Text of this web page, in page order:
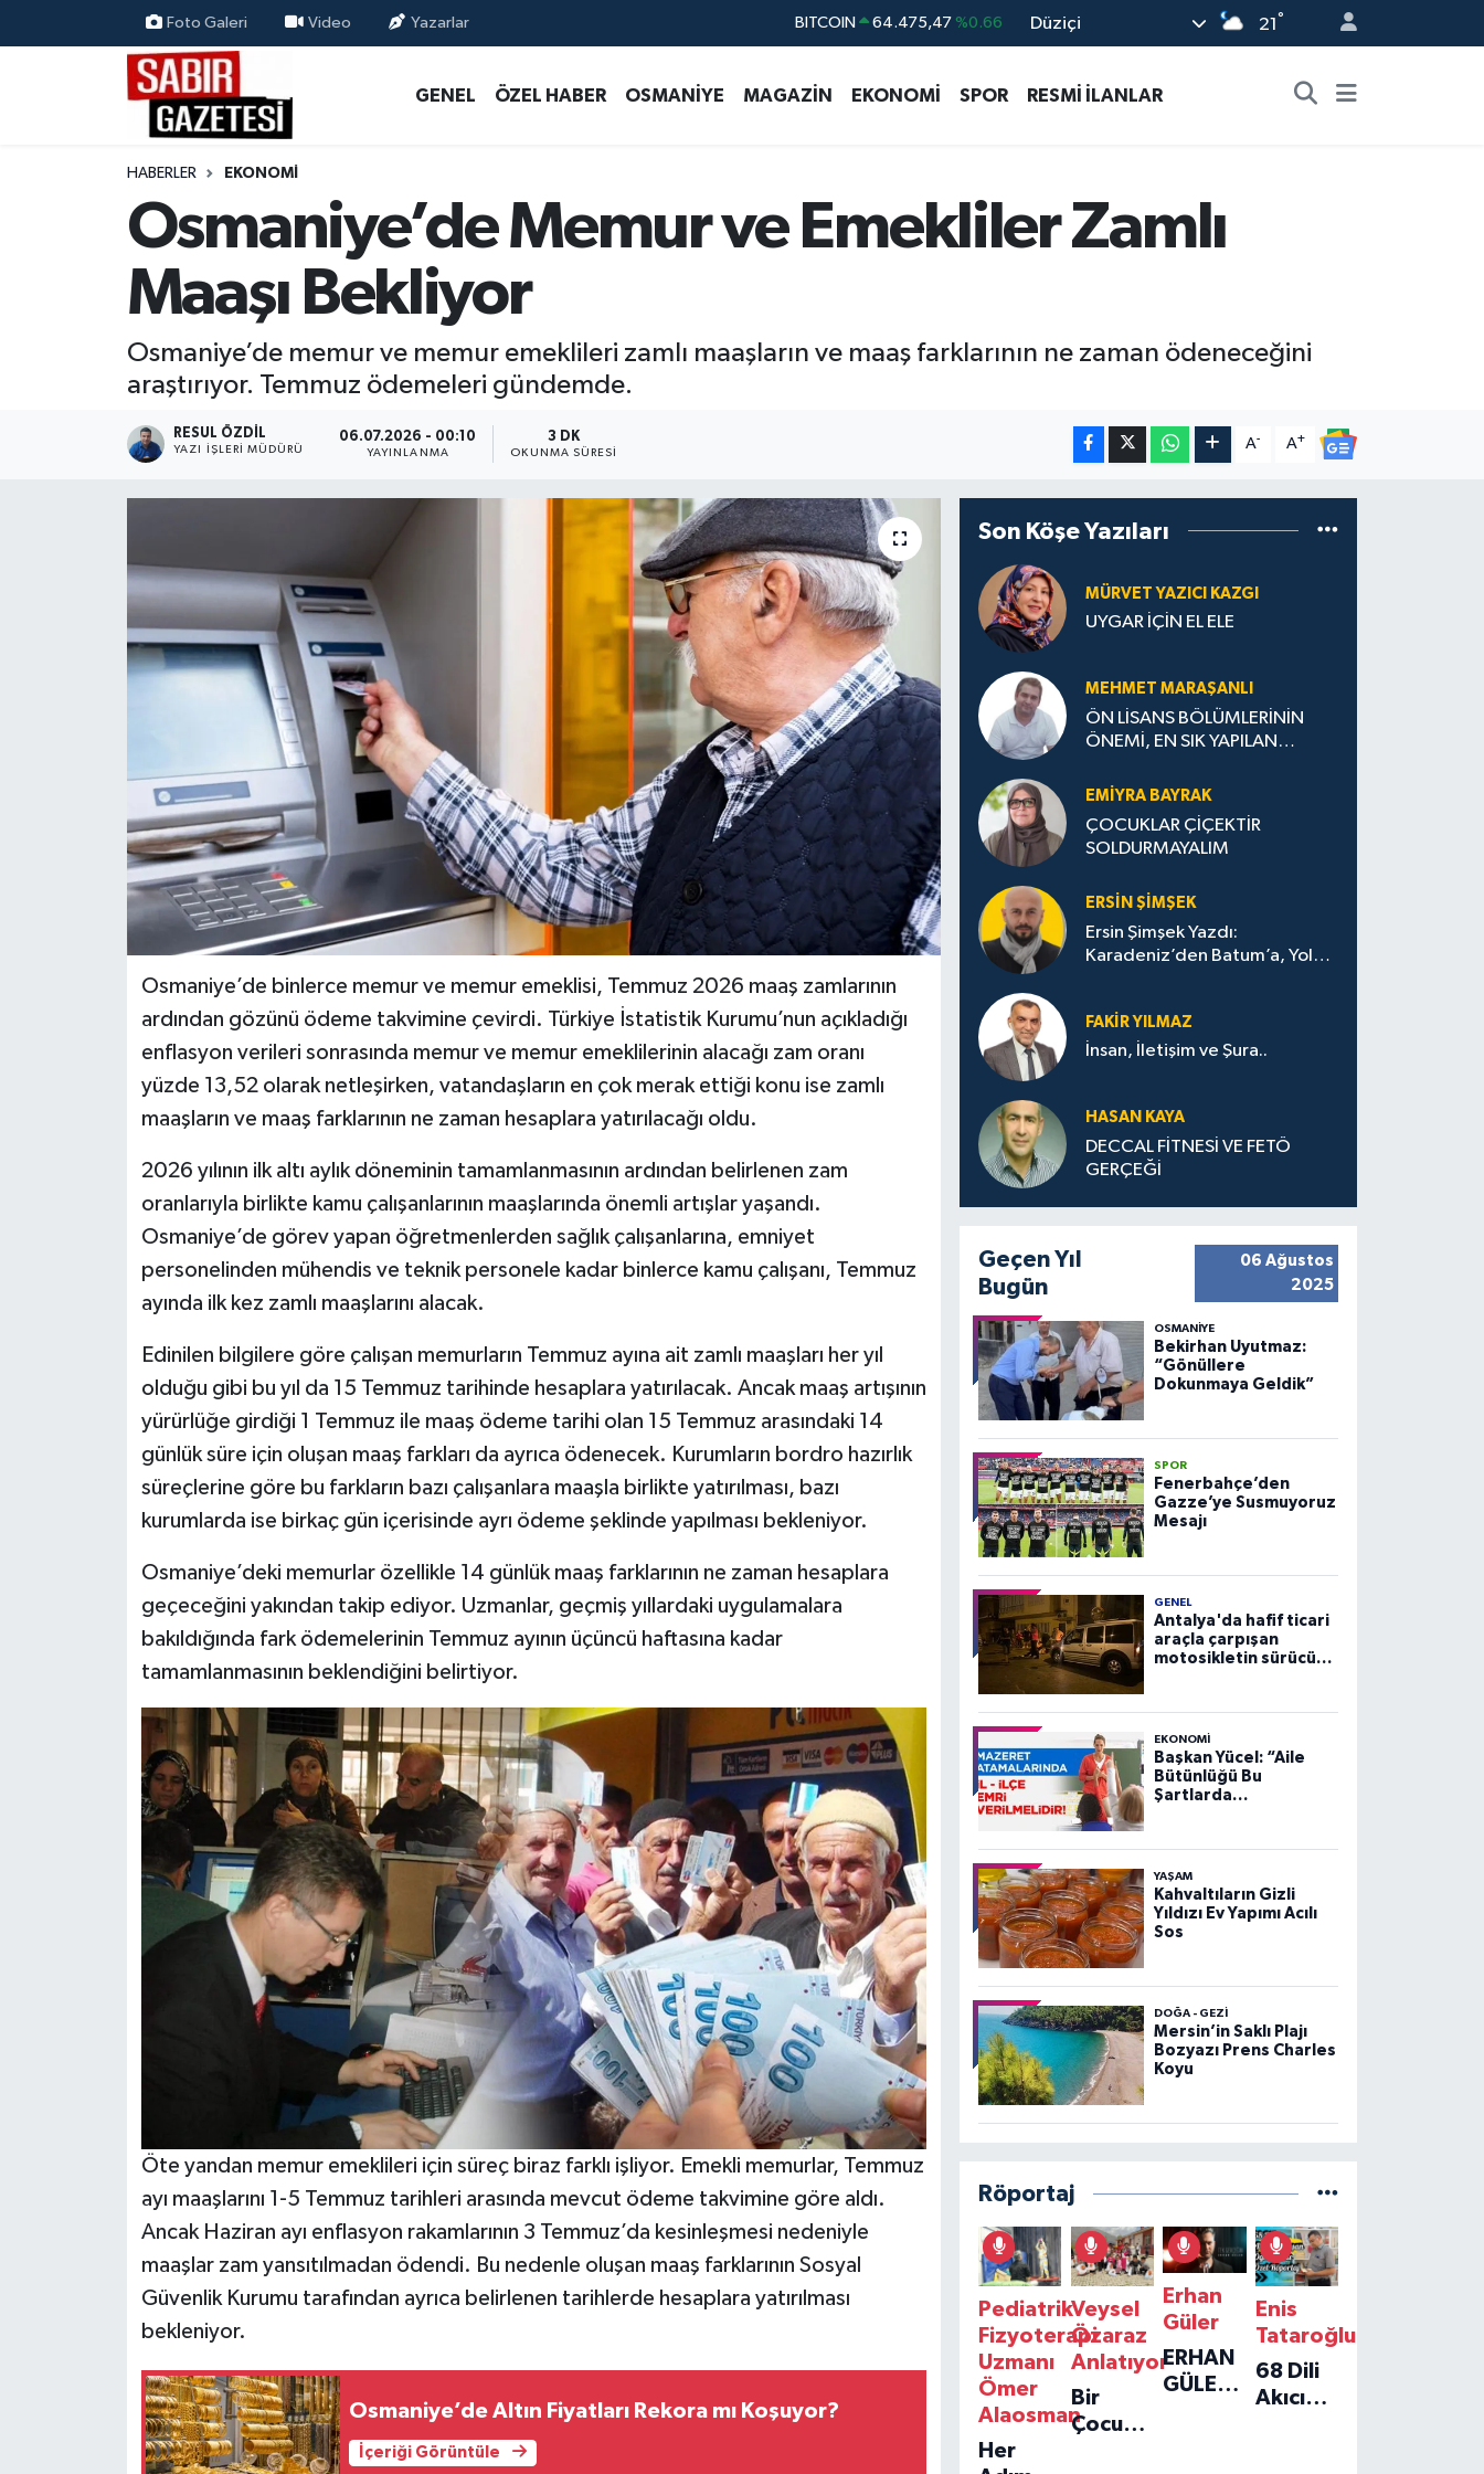
Foto Galeri Video Yazarlar DOLAR 47,5971 %0.05
STERLİN 64,2534 %0.22
BITCOIN 64.475,47 %0.66
Düziçi 21 °
GENEL ÖZEL HABER OSMANİYE MAGAZİN EKONOMİ SPOR RESMİ İLANLAR
HABERLER EKONOMI
Osmaniye’de Memur ve Emekliler Zamlı
Maaşı Bekliyor
Osmaniye’de memur ve memur emeklileri zamlı maaşların ve maaş farklarının ne zaman ödeneceğini
araştırıyor. Temmuz ödemeleri gündemde.
RESUL ÖZDIL
YAZI İŞLERI MÜDÜRÜ
06.07.2026 - 00:10
YAYINLANMA
3 DK
OKUNMA SÜRESI
A- A+
Osmaniye’de binlerce memur ve memur emeklisi, Temmuz 2026 maaş zamlarının
ardından gözünü ödeme takvimine çevirdi. Türkiye İstatistik Kurumu’nun açıkladığı
enflasyon verileri sonrasında memur ve memur emeklilerinin alacağı zam oranı
yüzde 13,52 olarak netleşirken, vatandaşların en çok merak ettiği konu ise zamlı
maaşların ve maaş farklarının ne zaman hesaplara yatırılacağı oldu.
2026 yılının ilk altı aylık döneminin tamamlanmasının ardından belirlenen zam
oranlarıyla birlikte kamu çalışanlarının maaşlarında önemli artışlar yaşandı.
Osmaniye’de görev yapan öğretmenlerden sağlık çalışanlarına, emniyet
personelinden mühendis ve teknik personele kadar binlerce kamu çalışanı, Temmuz
ayında ilk kez zamlı maaşlarını alacak.
Edinilen bilgilere göre çalışan memurların Temmuz ayına ait zamlı maaşları her yıl
olduğu gibi bu yıl da 15 Temmuz tarihinde hesaplara yatırılacak. Ancak maaş artışının
yürürlüğe girdiği 1 Temmuz ile maaş ödeme tarihi olan 15 Temmuz arasındaki 14
günlük süre için oluşan maaş farkları da ayrıca ödenecek. Kurumların bordro hazırlık
süreçlerine göre bu farkların bazı çalışanlara maaşla birlikte yatırılması, bazı
kurumlarda ise birkaç gün içerisinde ayrı ödeme şeklinde yapılması bekleniyor.
Osmaniye’deki memurlar özellikle 14 günlük maaş farklarının ne zaman hesaplara
geçeceğini yakından takip ediyor. Uzmanlar, geçmiş yıllardaki uygulamalara
bakıldığında fark ödemelerinin Temmuz ayının üçüncü haftasına kadar
tamamlanmasının beklendiğini belirtiyor.
Öte yandan memur emeklileri için süreç biraz farklı işliyor. Emekli memurlar, Temmuz
ayı maaşlarını 1-5 Temmuz tarihleri arasında mevcut ödeme takvimine göre aldı.
Ancak Haziran ayı enflasyon rakamlarının 3 Temmuz’da kesinleşmesi nedeniyle
maaşlar zam yansıtılmadan ödendi. Bu nedenle oluşan maaş farklarının Sosyal
Güvenlik Kurumu tarafından ayrıca belirlenen tarihlerde hesaplara yatırılması
bekleniyor.
Osmaniye’de Altın Fiyatları Rekora mı Koşuyor?
İçeriği Görüntüle
Son Köşe Yazıları
MÜRVET YAZICI KAZGI
UYGAR İÇİN EL ELE
MEHMET MARAŞANLI
ÖN LİSANS BÖLÜMLERİNİN
ÖNEMİ, EN SIK YAPILAN
STRATEJİLERİ
EMIYRA BAYRAK
ÇOCUKLAR ÇİÇEKTİR
SOLDURMAYALIM
ERSIN ŞIMŞEK
Ersin Şimşek Yazdı:
Karadeniz’den Batum’a, Yolun
FAKIR YILMAZ
İnsan, İletişim ve Şura..
HASAN KAYA
DECCAL FİTNESİ VE FETÖ
GERÇEĞİ
Geçen Yıl
Bugün
06 Ağustos
2025
OSMANIYE
Bekirhan Uyutmaz:
“Gönüllere
Dokunmaya Geldik”
SPOR
Fenerbahçe’den
Gazze’ye Susmuyoruz
Mesajı
GENEL
Antalya'da hafif ticari
araçla çarpışan
motosikletin sürücüsü
EKONOMI
Başkan Yücel: “Aile
Bütünlüğü Bu
Şartlarda
YAŞAM
Kahvaltıların Gizli
Yıldızı Ev Yapımı Acılı
Sos
DOĞA - GEZI
Mersin’in Saklı Plajı
Bozyazı Prens Charles
Koyu
Röportaj
Pediatrik
Fizyoterapi
Uzmanı
Ömer
Alaosman
Her
Veysel
Özaraz
Anlatıyor
Bir
Çocuğun
Erhan
Güler
ERHAN
GÜLER'IN
Enis
Tataroğlu
68 Dili
Akıcı
ÖZEL HABER
MAGAZİN
EKONOMİ
RESMİ İLANLAR
Osmaniye Nöbetçi Eczaneler
Osmaniye Hava Durumu
Osmaniye Trafik Yoğunluk Haritası
Süper Lig Puan Durumu ve Fikstür
Tüm Manşetler
Son Dakika Haberleri
Haber Arşivi